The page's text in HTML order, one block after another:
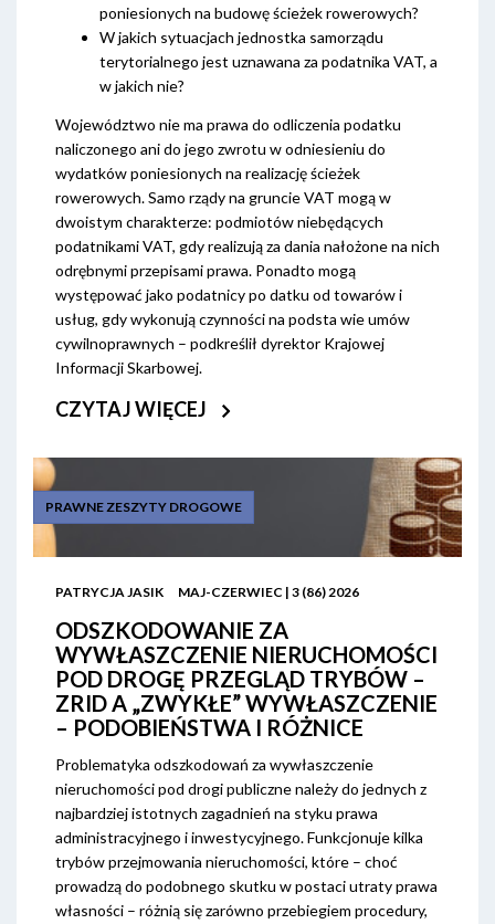
poniesionych na budowę ścieżek rowerowych?
W jakich sytuacjach jednostka samorządu
terytorialnego jest uznawana za podatnika VAT, a
w jakich nie?
Województwo nie ma prawa do odliczenia podatku
naliczonego ani do jego zwrotu w odniesieniu do
wydatków poniesionych na realizację ścieżek
rowerowych. Samo rządy na gruncie VAT mogą w
dwoistym charakterze: podmiotów niebędących
podatnikami VAT, gdy realizują za dania nałożone na nich
odrębnymi przepisami prawa. Ponadto mogą
występować jako podatnicy po datku od towarów i
usług, gdy wykonują czynności na podsta wie umów
cywilnoprawnych – podkreślił dyrektor Krajowej
Informacji Skarbowej.
CZYTAJ WIĘCEJ
PRAWNE ZESZYTY DROGOWE
PATRYCJA JASIK MAJ-CZERWIEC | 3 (86) 2026
ODSZKODOWANIE ZA
WYWŁASZCZENIE NIERUCHOMOŚCI
POD DROGĘ PRZEGLĄD TRYBÓW –
ZRID A „ZWYKŁE” WYWŁASZCZENIE
– PODOBIEŃSTWA I RÓŻNICE
Problematyka odszkodowań za wywłaszczenie
nieruchomości pod drogi publiczne należy do jednych z
najbardziej istotnych zagadnień na styku prawa
administracyjnego i inwestycyjnego. Funkcjonuje kilka
trybów przejmowania nieruchomości, które – choć
prowadzą do podobnego skutku w postaci utraty prawa
własności – różnią się zarówno przebiegiem procedury,